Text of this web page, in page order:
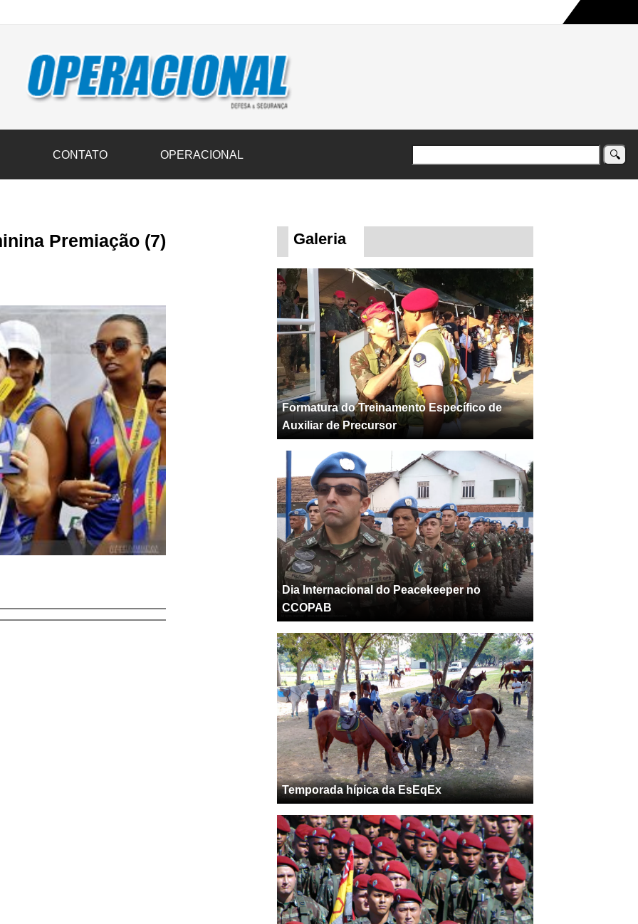
transportam 3,6 mil toneladas de donativos ao Rio Grande do Sul na maior campanha humanitária já registrada no país
CONTATO OPERACIONAL
Premiação (7) Galeria
Formatura do Treinamento Específico de
Auxiliar de Precursor
Dia Internacional do Peacekeeper no
CCOPAB
Temporada hípica da EsEqEx